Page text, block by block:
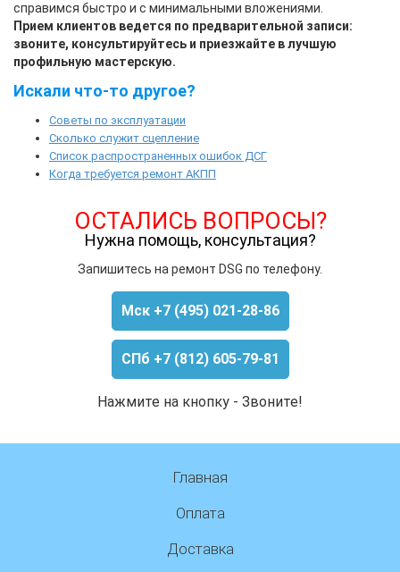
справимся быстро и с минимальными вложениями.
Прием клиентов ведется по предварительной записи:
звоните, консультируйтесь и приезжайте в лучшую
профильную мастерскую.
Искали что-то другое?
Советы по эксплуатации
Сколько служит сцепление
Список распространенных ошибок ДСГ
Когда требуется ремонт АКПП
ОСТАЛИСЬ ВОПРОСЫ?
Нужна помощь, консультация?
Запишитесь на ремонт DSG по телефону.
Мск +7 (495) 021-28-86
СПб +7 (812) 605-79-81
Нажмите на кнопку - Звоните!
Главная
Оплата
Доставка